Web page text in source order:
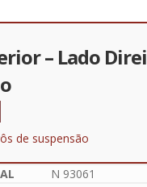
– Lado
de suspensão
N 93061